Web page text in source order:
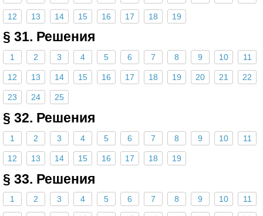
12 13 14 15 16 17 18 19
§ 31. Решения
1 2 3 4 5 6 7 8 9 10 11
12 13 14 15 16 17 18 19 20 21 22
23 24 25
§ 32. Решения
1 2 3 4 5 6 7 8 9 10 11
12 13 14 15 16 17 18 19
§ 33. Решения
1 2 3 4 5 6 7 8 9 10 11